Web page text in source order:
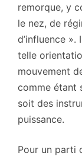
remorque, y
le nez, de
d’influence ».
telle
mouvement
comme étant
soit des
puissance.
Pour un parti